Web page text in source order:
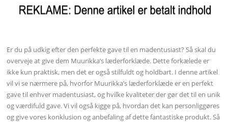
Er du på udkig efter den perfekte gave til en madentusiast? Så skal du
overveje at give dem Muurikka’s læderforklæde. Dette forkælede er
ikke kun praktisk, men det er også stilfuldt og holdbart. I denne artikel
vil vi se nærmere på, hvorfor Muurikka’s læderforklæde er en perfekt
gave til enhver madentusiast, og hvilke kvaliteter der gør det til en unik
og værdifuld gave. Vi vil også kigge på, hvordan det kan personliggøres
og give vores konklusion og anbefaling af dette fantastiske produkt. Så